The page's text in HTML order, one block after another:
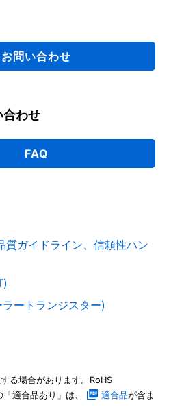
お問い合わせ
合わせ
FAQ
質ガイドライン、信頼性ハン
ートランジスター)
る場合があります。RoHS
適合品あり」は、
適合品が含ま